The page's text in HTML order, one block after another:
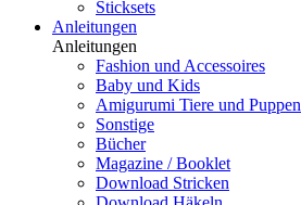
Sticksets
Anleitungen
Anleitungen
Fashion und Accessoires
Baby und Kids
Amigurumi Tiere und Puppen
Sonstige
Bücher
Magazine / Booklet
Download Stricken